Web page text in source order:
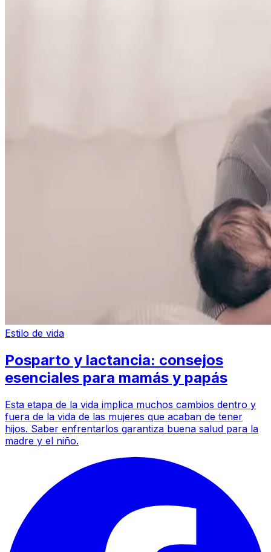
Estilo de vida
Posparto y lactancia: consejos
esenciales para mamás y papás
Esta etapa de la vida implica muchos cambios dentro y
fuera de la vida de las mujeres que acaban de tener
hijos. Saber enfrentarlos garantiza buena salud para la
madre y el niño.